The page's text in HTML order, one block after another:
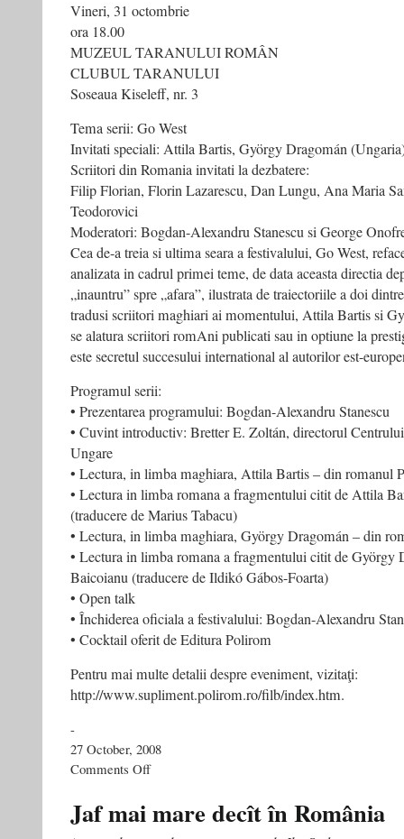
Vineri, 31 octombrie
ora 18.00
MUZEUL TARANULUI ROMÂN
CLUBUL TARANULUI
Soseaua Kiseleff, nr. 3
Tema serii: Go West
Invitati speciali: Attila Bartis, György Dragomán
Scriitori din Romania invitati la dezbatere:
Filip Florian, Florin Lazarescu, Dan Lungu, Ana Maria
Teodorovici
Moderatori: Bogdan-Alexandru Stanescu si George
Cea de-a treia si ultima seara a festivalului, Go West,
analizata in cadrul primei teme, de data aceasta directia
„inauntru” spre „afara”, ilustrata de traiectoriile a doi
tradusi scriitori maghiari ai momentului, Attila Bartis si
se alatura scriitori romAni publicati sau in optiune la
este secretul succesului international al autorilor est-
Programul serii:
• Prezentarea programului: Bogdan-Alexandru Stanescu
• Cuvint introductiv: Bretter E. Zoltán, directorul
Ungare
• Lectura, in limba maghiara, Attila Bartis – din romanul
• Lectura in limba romana a fragmentului citit de Attila
(traducere de Marius Tabacu)
• Lectura, in limba maghiara, György Dragomán – din
• Lectura in limba romana a fragmentului citit de György
Baicoianu (traducere de Ildikó Gábos-Foarta)
• Open talk
• Închiderea oficiala a festivalului: Bogdan-Alexandru
• Cocktail oferit de Editura Polirom
Pentru mai multe detalii despre eveniment, vizitaţi:
http://www.supliment.polirom.ro/filb/index.htm.
-
27 October, 2008
Comments Offon
de
Jaf mai mare decît în România